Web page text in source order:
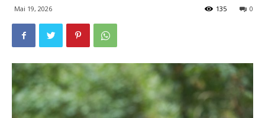
Mai 19, 2026 0
135